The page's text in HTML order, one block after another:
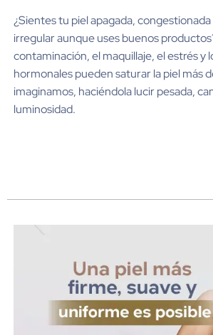
¿Sientes tu piel apagada,
irregular aunque uses buenos
contaminación, el maquillaje, el estrés y
hormonales pueden saturar la piel más
imaginamos, haciéndola lucir pesada,
luminosidad.